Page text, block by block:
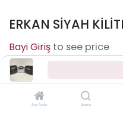
Ana Sayfa Arama
ERKAN SİYAH
to see price
Terms and Conditions